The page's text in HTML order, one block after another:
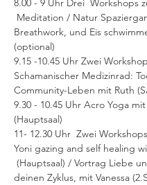
8.00 - 9 Uhr Drei  Workshops
Meditation / Natur
Breathwork, und Eis
(optional)
9.15 -10.45 Uhr Zwei
Schamanischer Medizinrad:
Community-Leben mit Ruth
9.30 - 10.45 Uhr Acro Yoga
(Hauptsaal)
11- 12.30 Uhr  Zwei
Yoni gazing and self healing
(Hauptsaal) / Vortrag Liebe
deinen Zyklus, mit Vanessa